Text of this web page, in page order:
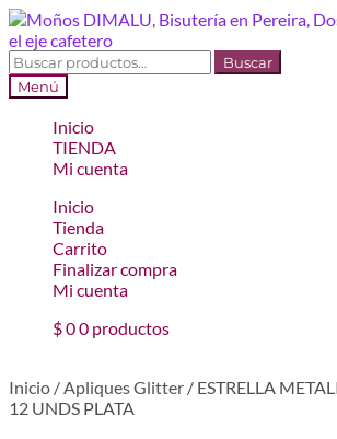
Ir
a
la
navegación
Ir
al
contenido
Buscar
por:
Buscar
Menú
Inicio
TIENDA
Mi cuenta
Inicio
Tienda
Carrito
Finalizar compra
Mi cuenta
$00 productos
Inicio /Apliques Glitter / ESTRELLA
12 UNDS PLATA